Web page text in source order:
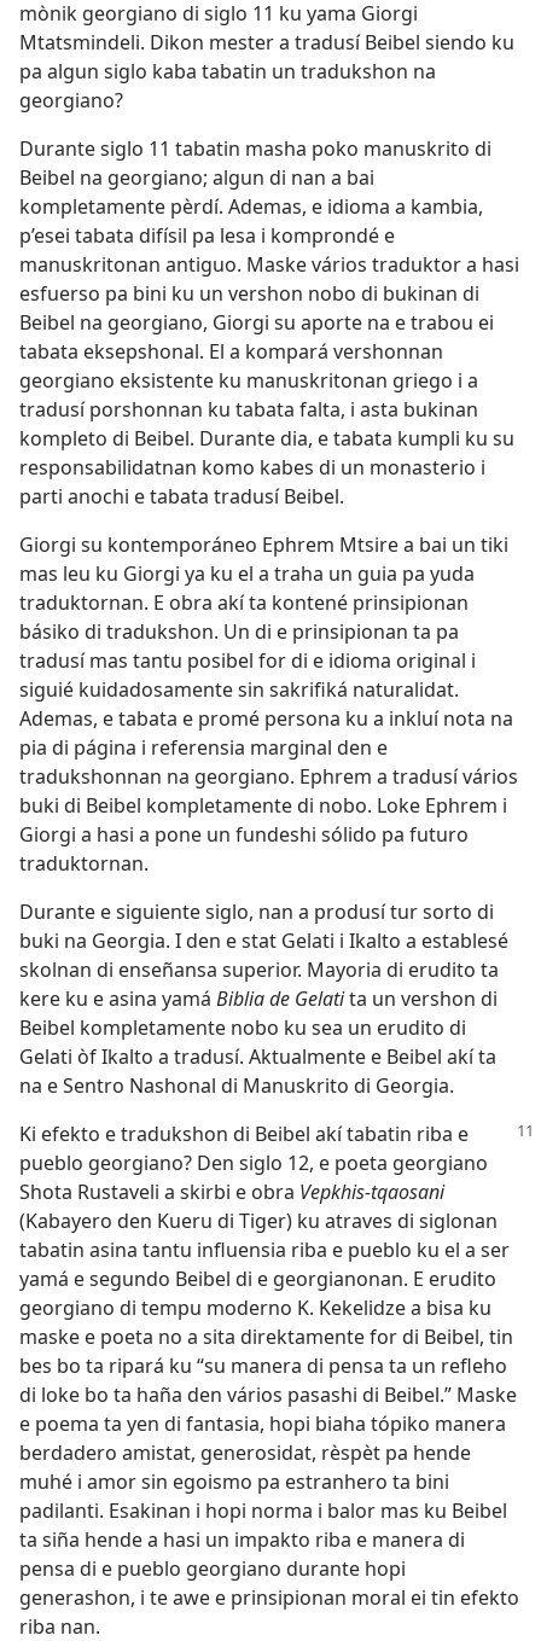
mònik georgiano di siglo 11 ku yama Giorgi
Mtatsmindeli. Dikon mester a tradusí Beibel siendo ku
pa algun siglo kaba tabatin un tradukshon na
georgiano?
Durante siglo 11 tabatin masha poko manuskrito di
Beibel na georgiano; algun di nan a bai
kompletamente pèrdí. Ademas, e idioma a kambia,
p’esei tabata difísil pa lesa i komprondé e
manuskritonan antiguo. Maske vários traduktor a hasi
esfuerso pa bini ku un vershon nobo di bukinan di
Beibel na georgiano, Giorgi su aporte na e trabou ei
tabata eksepshonal. El a kompará vershonnan
georgiano eksistente ku manuskritonan griego i a
tradusí porshonnan ku tabata falta, i asta bukinan
kompleto di Beibel. Durante dia, e tabata kumpli ku su
responsabilidatnan komo kabes di un monasterio i
parti anochi e tabata tradusí Beibel.
Giorgi su kontemporáneo Ephrem Mtsire a bai un tiki
mas leu ku Giorgi ya ku el a traha un guia pa yuda
traduktornan. E obra akí ta kontené prinsipionan
básiko di tradukshon. Un di e prinsipionan ta pa
tradusí mas tantu posibel for di e idioma original i
siguié kuidadosamente sin sakrifiká naturalidat.
Ademas, e tabata e promé persona ku a inkluí nota na
pia di página i referensia marginal den e
tradukshonnan na georgiano. Ephrem a tradusí vários
buki di Beibel kompletamente di nobo. Loke Ephrem i
Giorgi a hasi a pone un fundeshi sólido pa futuro
traduktornan.
Durante e siguiente siglo, nan a produsí tur sorto di
buki na Georgia. I den e stat Gelati i Ikalto a establesé
skolnan di enseñansa superior. Mayoria di erudito ta
kere ku e asina yamá Biblia de Gelatita un vershon di
Beibel kompletamente nobo ku sea un erudito di
Gelati òf Ikalto a tradusí. Aktualmente e Beibel akí ta
na e Sentro Nashonal di Manuskrito di Georgia.
Ki efekto e tradukshon di Beibel akí tabatin riba e
pueblo georgiano? Den siglo 12, e poeta georgiano
Shota Rustaveli a skirbi e obra Vepkhis-tqaosani
(Kabayero den Kueru di Tiger) ku atraves di siglonan
tabatin asina tantu influensia riba e pueblo ku el a ser
yamá e segundo Beibel di e georgianonan. E erudito
georgiano di tempu moderno K. Kekelidze a bisa ku
maske e poeta no a sita direktamente for di Beibel, tin
bes bo ta ripará ku “su manera di pensa ta un refleho
di loke bo ta haña den vários pasashi di Beibel.” Maske
e poema ta yen di fantasia, hopi biaha tópiko manera
berdadero amistat, generosidat, rèspèt pa hende
muhé i amor sin egoismo pa estranhero ta bini
padilanti. Esakinan i hopi norma i balor mas ku Beibel
ta siña hende a hasi un impakto riba e manera di
pensa di e pueblo georgiano durante hopi
generashon, i te awe e prinsipionan moral ei tin efekto
riba nan.